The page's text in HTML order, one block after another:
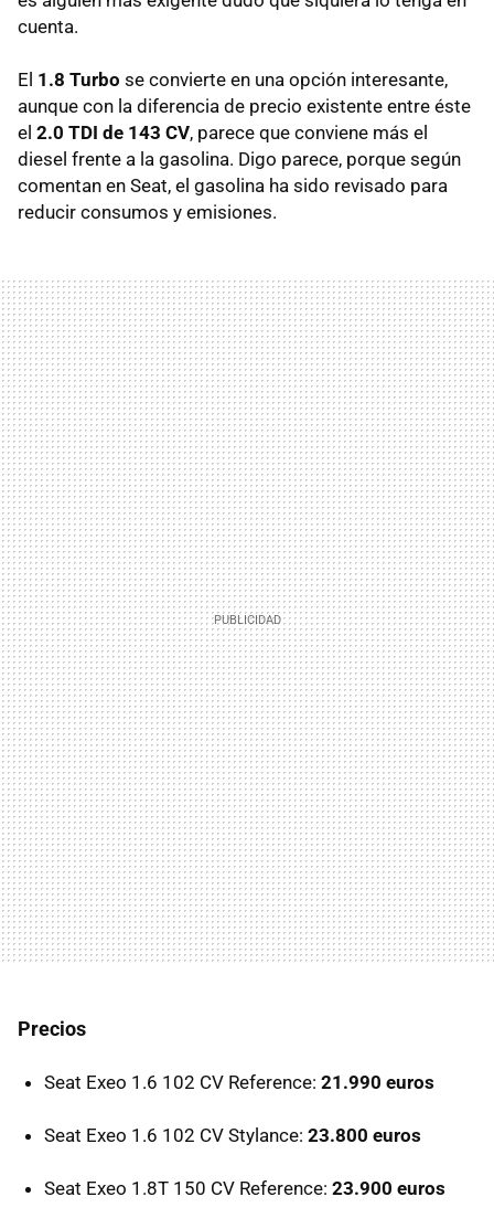
cuenta.
El 1.8 Turbo se convierte en una opción interesante,
aunque con la diferencia de precio existente entre éste
el 2.0 TDI de 143 CV, parece que conviene más el
diesel frente a la gasolina. Digo parece, porque según
comentan en Seat, el gasolina ha sido revisado para
reducir consumos y emisiones.
Precios
Seat Exeo 1.6 102 CV Reference: 21.990 euros
Seat Exeo 1.6 102 CV Stylance: 23.800 euros
Seat Exeo 1.8T 150 CV Reference: 23.900 euros